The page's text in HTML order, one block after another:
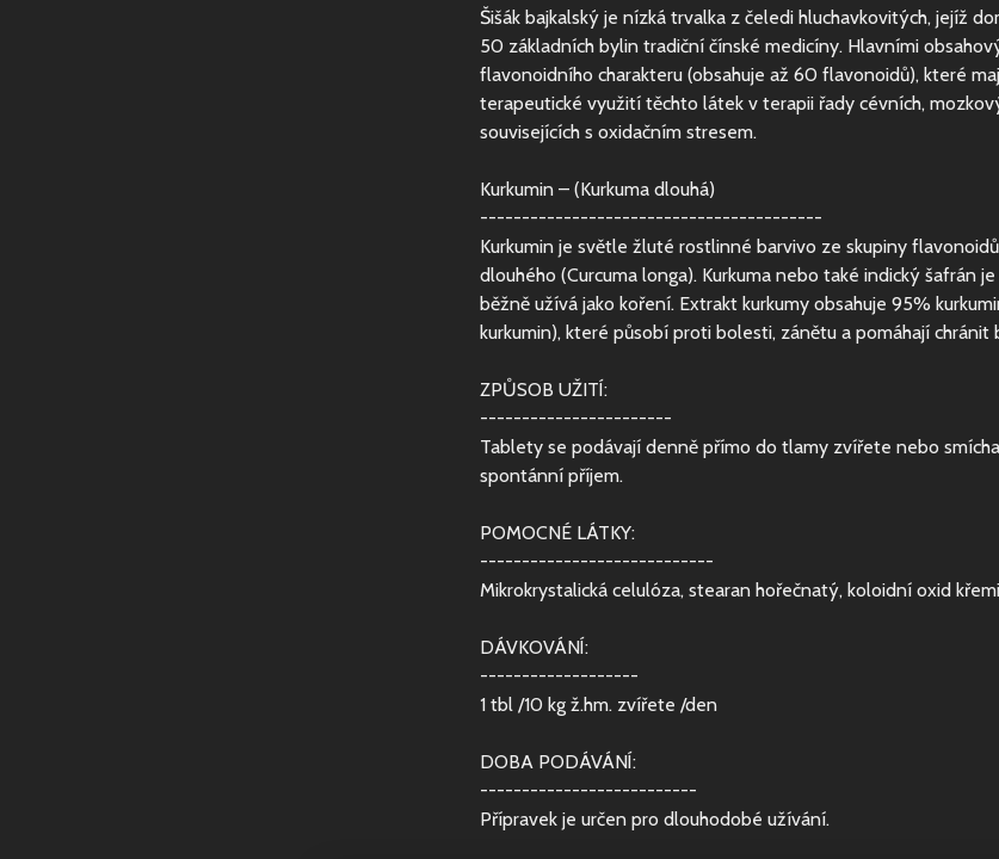
Šišák bajkalský je nízká trvalka z čeledi hluchavkovitých, jejíž
50 základních bylin tradiční čínské medicíny. Hlavními
flavonoidního charakteru (obsahuje až 60 flavonoidů), které
terapeutické využití těchto látek v terapii řady cévních,
souvisejících s oxidačním stresem.
Kurkumin – (Kurkuma dlouhá)
-----------------------------------------
Kurkumin je světle žluté rostlinné barvivo ze skupiny
dlouhého (Curcuma longa). Kurkuma nebo také indický šafrán
běžně užívá jako koření. Extrakt kurkumy obsahuje 95%
kurkumin), které působí proti bolesti, zánětu a pomáhají
ZPŮSOB UŽITÍ:
-----------------------
Tablety se podávají denně přímo do tlamy zvířete nebo
spontánní příjem.
POMOCNÉ LÁTKY:
----------------------------
Mikrokrystalická celulóza, stearan hořečnatý, koloidní oxid
DÁVKOVÁNÍ:
-------------------
1 tbl /10 kg ž.hm. zvířete /den
DOBA PODÁVÁNÍ:
--------------------------
Přípravek je určen pro dlouhodobé užívání.